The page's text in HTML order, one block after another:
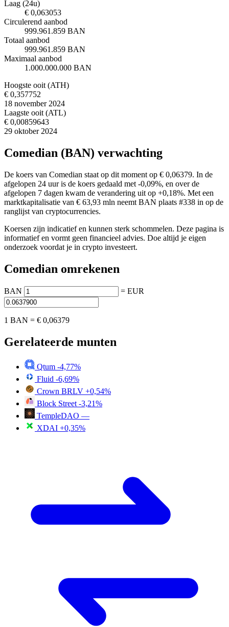
Laag (24u)
€ 0,063053
Circulerend aanbod
999.961.859 BAN
Totaal aanbod
999.961.859 BAN
Maximaal aanbod
1.000.000.000 BAN
Hoogste ooit (ATH)
€ 0,357752
18 november 2024
Laagste ooit (ATL)
€ 0,00859643
29 oktober 2024
Comedian (BAN) verwachting
De koers van Comedian staat op dit moment op € 0,06379. In de
afgelopen 24 uur is de koers gedaald met -0,09%, en over de
afgelopen 7 dagen kwam de verandering uit op +0,18%. Met een
marktkapitalisatie van € 63,93 mln neemt BAN plaats #338 in op de
ranglijst van cryptocurrencies.
Koersen zijn indicatief en kunnen sterk schommelen. Deze pagina is
informatief en vormt geen financieel advies. Doe altijd je eigen
onderzoek voordat je in crypto investeert.
Comedian omrekenen
BAN = EUR
1 BAN = € 0,06379
Gerelateerde munten
Qtum -4,77%
Fluid -6,69%
Crown BRLV +0,54%
Block Street -3,21%
TempleDAO —
XDAI +0,35%